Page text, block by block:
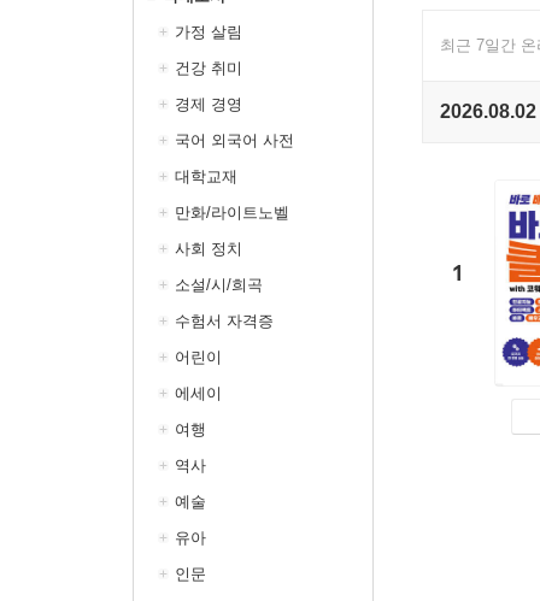
가정 살림
건강 취미
경제 경영
국어 외국어 사전
대학교재
만화/라이트노벨
사회 정치
소설/시/희곡
수험서 자격증
어린이
에세이
여행
역사
예술
유아
인문
최근 7일간
1